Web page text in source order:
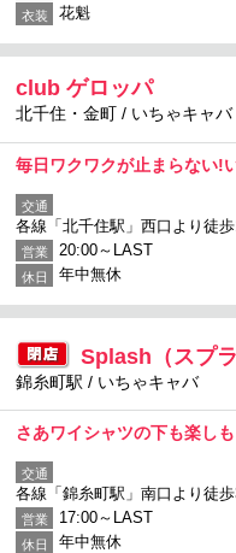
衣装 花魁
club ゲロッパ
北千住・金町 / いちゃキャバ
毎日ワクワクが止まらない!
交通
各線「北千住駅」西口より徒
営業 20:00～LAST
休日 年中無休
Splash（スプラ
錦糸町駅 / いちゃキャバ
さあワイシャツの下も楽しも
交通
各線「錦糸町駅」南口より徒
営業 17:00～LAST
休日 年中無休